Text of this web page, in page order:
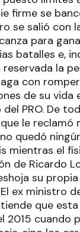
firme se
se salió con
para
batalles e,
la
con
de su
PRO. De
le
quedó
mientras el
de Ricardo
su
ex ministro
que
2015